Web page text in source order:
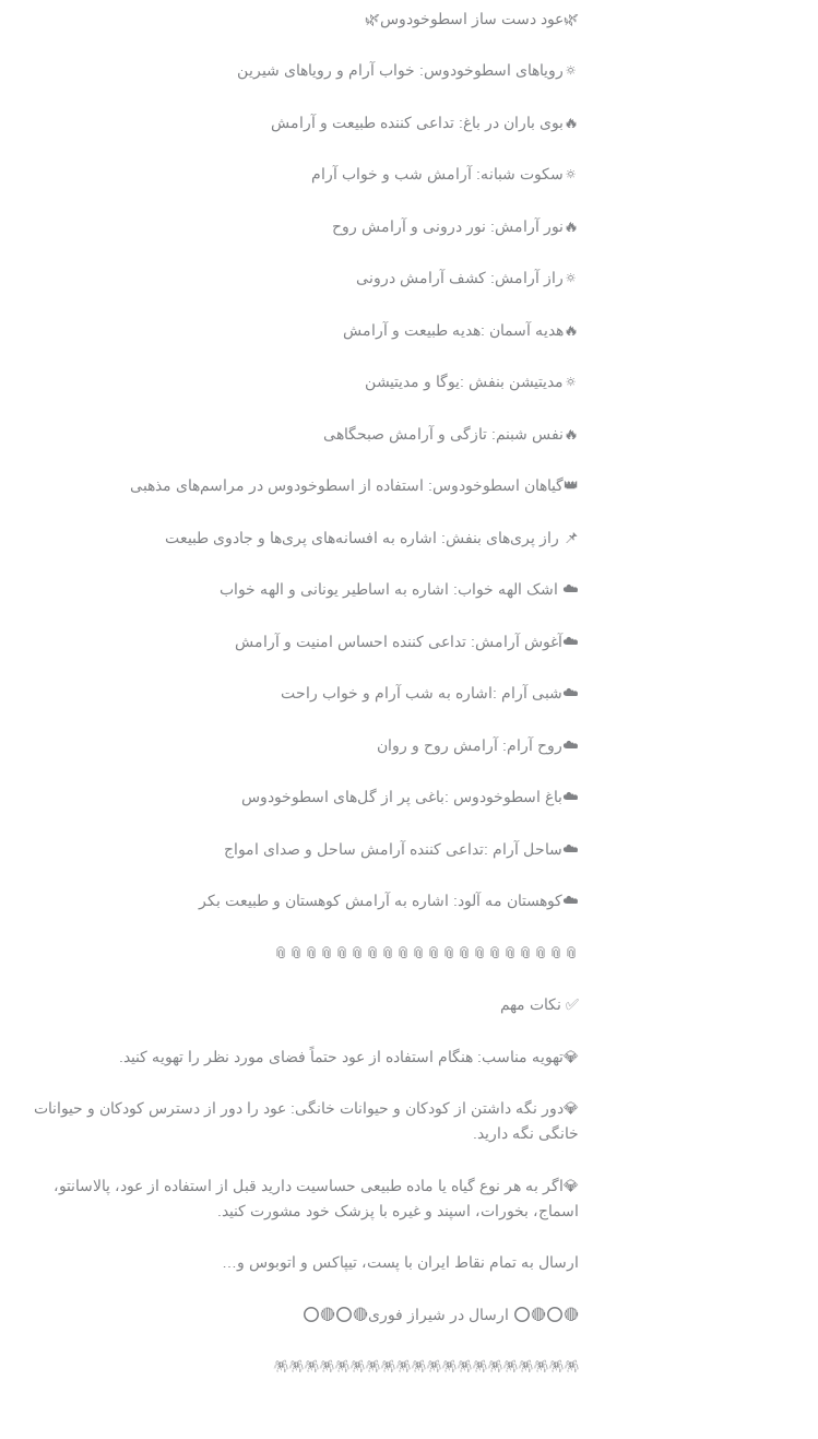
تومان۱۳۰۰۰۰
🌿عود دست ساز اسطوخودوس🌿
🔅رویاهای اسطوخودوس: خواب آرام و رویاهای شیرین
🔥بوی باران در باغ: تداعی کننده طبیعت و آرامش
🔅سکوت شبانه: آرامش شب و خواب آرام
🔥نور آرامش: نور درونی و آرامش روح
🔅راز آرامش: کشف آرامش درونی
🔥هدیه آسمان :هدیه طبیعت و آرامش
🔅مدیتیشن بنفش :یوگا و مدیتیشن
🔥نفس شبنم: تازگی و آرامش صبحگاهی
👑گیاهان اسطوخودوس: استفاده از اسطوخودوس در مراسم‌های مذهبی
📌 راز پری‌های بنفش: اشاره به افسانه‌های پری‌ها و جادوی طبیعت
☁️ اشک الهه خواب: اشاره به اساطیر یونانی و الهه خواب
☁️آغوش آرامش: تداعی کننده احساس امنیت و آرامش
☁️شبی آرام :اشاره به شب آرام و خواب راحت
☁️روح آرام: آرامش روح و روان
☁️باغ اسطوخودوس :باغی پر از گل‌های اسطوخودوس
☁️ساحل آرام :تداعی کننده آرامش ساحل و صدای امواج
☁️کوهستان مه آلود: اشاره به آرامش کوهستان و طبیعت بکر
📎📎📎📎📎📎📎📎📎📎📎📎📎📎📎📎📎📎📎📎
✅ نکات مهم
💎تهویه مناسب: هنگام استفاده از عود حتماً فضای مورد نظر را تهویه کنید.
💎دور نگه داشتن از کودکان و حیوانات خانگی: عود را دور از دسترس کودکان و حیوانات
خانگی نگه دارید.
💎اگر به هر نوع گیاه یا ماده طبیعی حساسیت دارید قبل از استفاده از عود، پالاسانتو،
اسماج، بخورات، اسپند و غیره با پزشک خود مشورت کنید.
ارسال به تمام نقاط ایران با پست، تیپاکس و اتوبوس و…
🔴⭕🔴⭕ ارسال در شیراز فوری🔴⭕🔴⭕
🪅🪅🪅🪅🪅🪅🪅🪅🪅🪅🪅🪅🪅🪅🪅🪅🪅🪅🪅🪅